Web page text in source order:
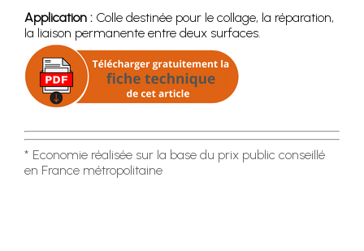
Application : Colle destinée pour le collage, la réparation,
la liaison permanente entre deux surfaces.
* Economie réalisée sur la base du prix public conseillé
en France métropolitaine